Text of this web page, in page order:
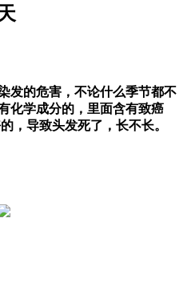
发的危害，不论什么季节都不
化学成分的，里面含有致癌
，导致头发死了，长不长。